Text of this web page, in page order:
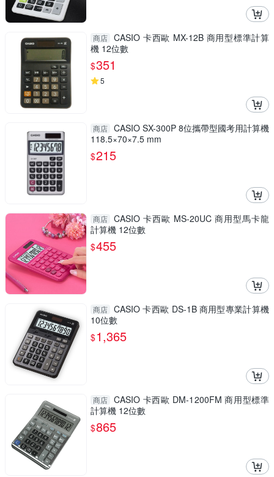
商店 CASIO 卡西歐 MX-12B 商用型標準計算
機 12位數
$351
5
商店 CASIO SX-300P 8位攜帶型國考用計算機
118.5×70×7.5 mm
$215
商店 CASIO 卡西歐 MS-20UC 商用型馬卡龍
計算機 12位數
$455
商店 CASIO 卡西歐 DS-1B 商用型專業計算機
10位數
$1,365
商店 CASIO 卡西歐 DM-1200FM 商用型標準
計算機 12位數
$865